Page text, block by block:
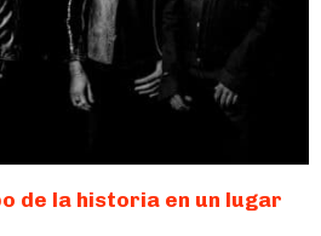
de la historia en un lugar